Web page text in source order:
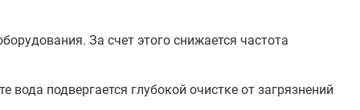
За счет этого снижается частота
подвергается глубокой очистке от загрязнений